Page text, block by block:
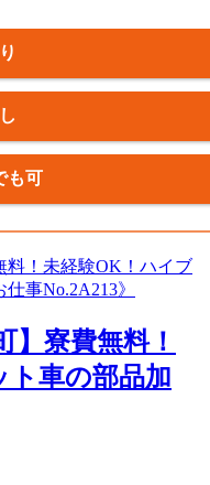
も可
】寮費無料！
車の部品加